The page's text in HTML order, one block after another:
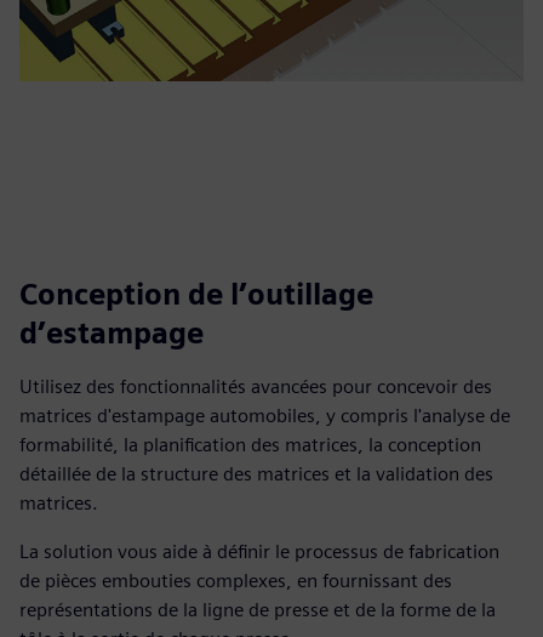
Conception de l’outillage
d’estampage
Utilisez des fonctionnalités avancées pour concevoir des
matrices d'estampage automobiles, y compris l'analyse de
formabilité, la planification des matrices, la conception
détaillée de la structure des matrices et la validation des
matrices.
La solution vous aide à définir le processus de fabrication
de pièces embouties complexes, en fournissant des
représentations de la ligne de presse et de la forme de la